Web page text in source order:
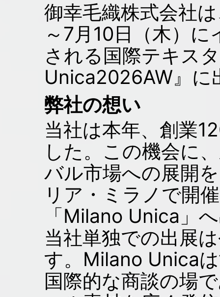
御幸毛織株式会社
～7月10日（木）
される国際テキス
Unica2026AW』に
弊社の想い
当社は本年、創業
した。この機会に
バル市場への展開
リア・ミラノで開
「Milano Unica」
当社単独での出展
す。Milano Unica
国際的な商談の場